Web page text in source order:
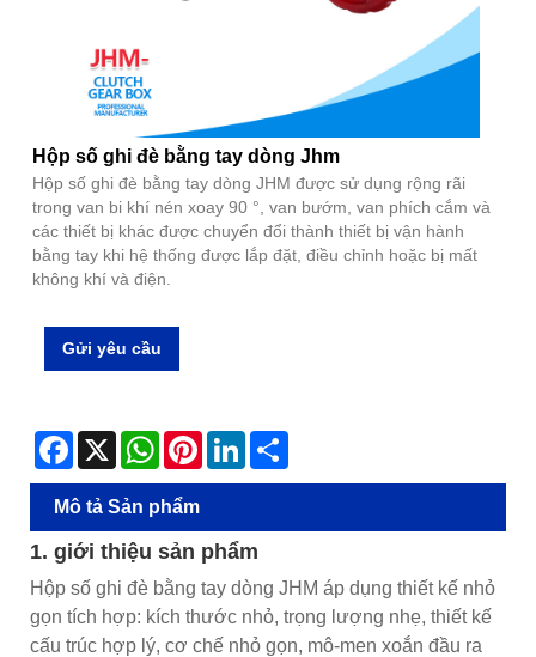
Hộp số ghi đè bằng tay dòng Jhm
Hộp số ghi đè bằng tay dòng JHM được sử dụng rộng rãi
trong van bi khí nén xoay 90 °, van bướm, van phích cắm và
các thiết bị khác được chuyển đổi thành thiết bị vận hành
bằng tay khi hệ thống được lắp đặt, điều chỉnh hoặc bị mất
không khí và điện.
Gửi yêu cầu
Facebook
X WhatsAppPinterestLinkedIn
Mô tả Sản phẩm
1. giới thiệu sản phẩm
Hộp số ghi đè bằng tay dòng JHM áp dụng thiết kế nhỏ
gọn tích hợp: kích thước nhỏ, trọng lượng nhẹ, thiết kế
cấu trúc hợp lý, cơ chế nhỏ gọn, mô-men xoắn đầu ra